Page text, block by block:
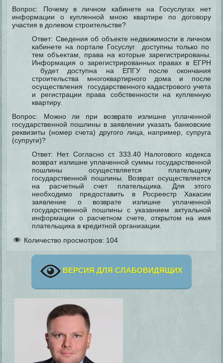
Вопрос: Почему в личном кабинете на Госуслугах нет
информации о купленной мною квартире по договору
участия в долевом строительстве?
Ответ: Сведения об объекте недвижимости в личном
кабинете на портале Госуслуг доступны только по
тем объектам, права на которые зарегистрированы.
Информация о зарегистрированных правах в ЕГРН
будет доступна на ЕПГУ после окончания
строительства многоквартирного дома и после
осуществления государственного кадастрового учета
и регистрации права собственности на купленную
квартиру.
Вопрос: Можно ли при возврате излишне уплаченной
государственной пошлины в заявлении указать банковские
реквизиты (номер счета) другого лица, например, супруга
(супруги)?
Ответ: Нет. Согласно ст. 333.40 Налогового кодекса
возврат излишне уплаченной суммы государственной
пошлины осуществляется плательщику
государственной пошлины. Возврат осуществляется
на расчетный счет плательщика. Для этого
необходимо предоставить в Росреестр Хакасии
заявление о возврате излишне уплаченной
государственной пошлины с указанием актуальной
информации о расчетном счете, открытом на имя
плательщика в кредитной организации.
Количество просмотров: 104
ВЕРСИЯ ДЛЯ СЛАБОВИДЯЩИХ